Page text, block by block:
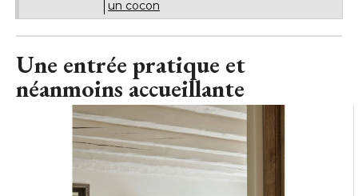
un cocon
Une entrée pratique et
néanmoins accueillante